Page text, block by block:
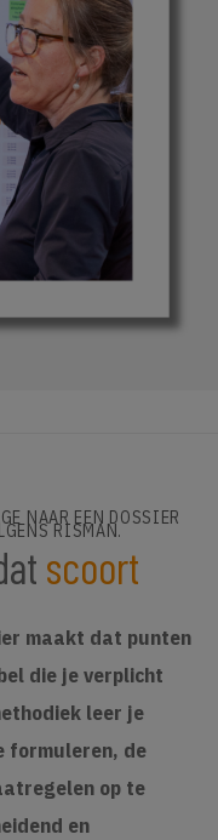
NAAR EEN DOSSIER
RISMAN.
scoort
maakt dat punten
die je verplicht
leer je
formuleren, de
op te
en